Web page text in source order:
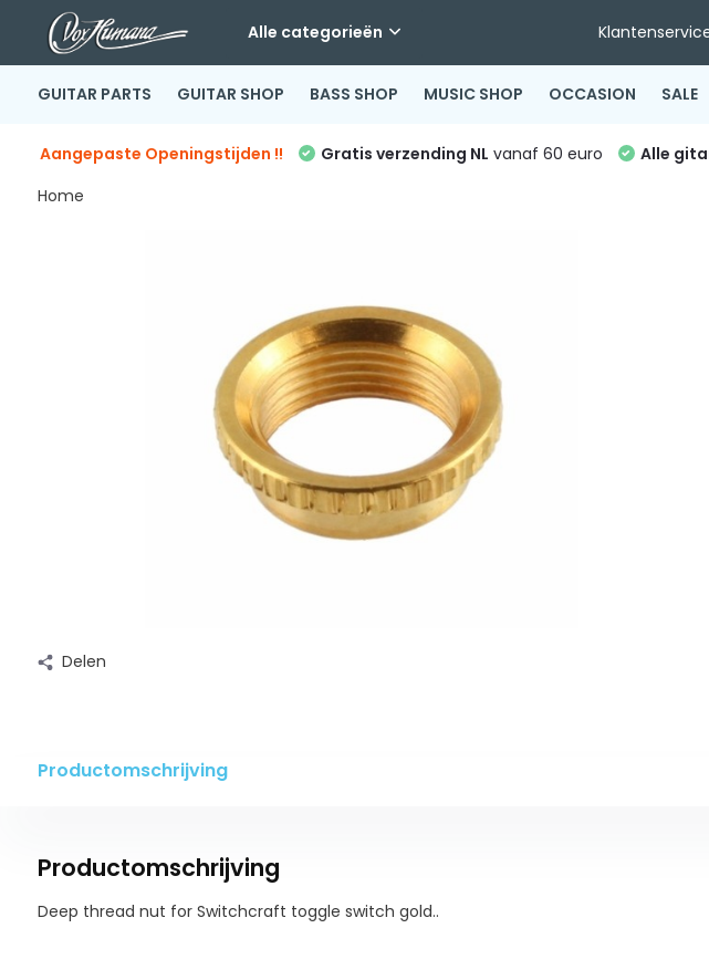
Alle categorieën
GUITAR PARTS GUITAR SHOP BASS SHOP MUSIC SHOP OCCASION SALE
Aangepaste Openingstijden !! Gratis verzending NL vanaf 60 euro Alle
Home
Delen
Productomschrijving
Productomschrijving
Deep thread nut for Switchcraft toggle switch gold..